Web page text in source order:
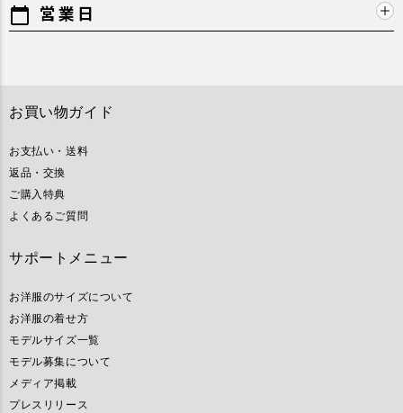
calendar_today 営業日
お買い物ガイド
お支払い・送料
返品・交換
ご購入特典
よくあるご質問
サポートメニュー
お洋服のサイズについて
お洋服の着せ方
モデルサイズ一覧
モデル募集について
メディア掲載
プレスリリース